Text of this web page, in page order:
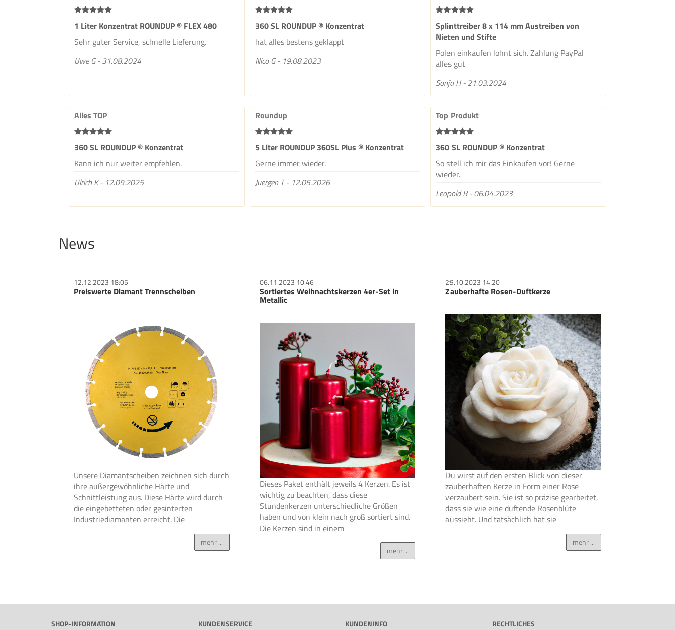
1 Liter Konzentrat ROUNDUP ® FLEX 480
Sehr guter Service, schnelle Lieferung.
Uwe G - 31.08.2024
360 SL ROUNDUP ® Konzentrat
hat alles bestens geklappt
Nico G - 19.08.2023
Splinttreiber 8 x 114 mm Austreiben von
Nieten und Stifte
Polen einkaufen lohnt sich. Zahlung PayPal
alles gut
Sonja H - 21.03.2024
Alles TOP
360 SL ROUNDUP ® Konzentrat
Kann ich nur weiter empfehlen.
Ulrich K - 12.09.2025
Roundup
5 Liter ROUNDUP 360SL Plus ® Konzentrat
Gerne immer wieder.
Juergen T - 12.05.2026
Top Produkt
360 SL ROUNDUP ® Konzentrat
So stell ich mir das Einkaufen vor! Gerne
wieder.
Leopold R - 06.04.2023
News
12.12.2023 18:05
Preiswerte Diamant Trennscheiben
Unsere Diamantscheiben zeichnen sich durch
ihre außergewöhnliche Härte und
Schnittleistung aus. Diese Härte wird durch
die eingebetteten oder gesinterten
Industriediamanten erreicht. Die
mehr ...
06.11.2023 10:46
Sortiertes Weihnachtskerzen 4er-Set in
Metallic
Dieses Paket enthält jeweils 4 Kerzen. Es ist
wichtig zu beachten, dass diese
Stundenkerzen unterschiedliche Größen
haben und von klein nach groß sortiert sind.
Die Kerzen sind in einem
mehr ...
29.10.2023 14:20
Zauberhafte Rosen-Duftkerze
Du wirst auf den ersten Blick von dieser
zauberhaften Kerze in Form einer Rose
verzaubert sein. Sie ist so präzise gearbeitet,
dass sie wie eine duftende Rosenblüte
aussieht. Und tatsächlich hat sie
mehr ...
SHOP-INFORMATION KUNDENSERVICE KUNDENINFO RECHTLICHES